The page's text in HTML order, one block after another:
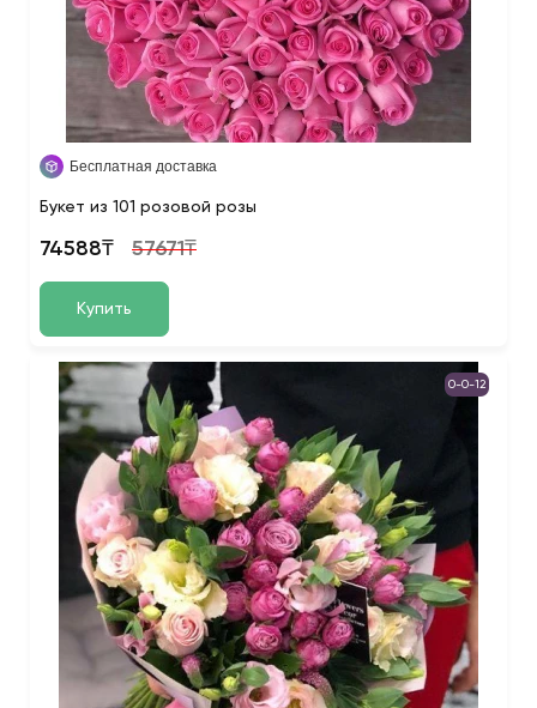
Бесплатная доставка
Букет из 101 розовой розы
74588₸ 57671₸
Купить
0-0-12